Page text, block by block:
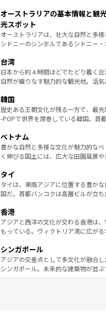
部のニューオーリンズでは、音楽と美
文化が魅力。旅行者はアメリカの各地
しみながら、その多様性と豊かな歴史
るだろう。車でのロードトリップや列
情報は
ワイ島は見逃せない。また、定番の観
島だが、静かな自然を求めるならマウ
おすすめ。エメラルドグリーンに輝く
文化や歴史が息づいている。「アロ
人々、おいしいローカルフードやハワ
ク、伝統的なフラダンスなど、すべ
っている。訪れるたびに新しい発見と
はコンテンツ一覧
オーストラリアの基本情報と観
光スポット
オーストラリアは、壮大な自然と多様
シドニーのシンボルであるシドニー
リアリーフや大陸中央部にそびえるウ
ク）、タスマニアの美しい原生林や
ど、見どころがたくさん。また、カ
いる。アクティビティも充実しており
ビング、ハイキングなど、アウトド
い。オーストラリアの多彩な魅力を
参照してほしい。
台湾
日本から約４時間ほどでたどり着く
自然が織りなす魅力的な観光地。活
ン）、静ひつな山岳地帯である台湾東
と山間の静けさが共存しており、訪
驚きをもたらしてくれる。また、奥
容にもいいと評判のスイーツなど、バ
が味わえる。 なお、新着の台湾情報は
照してほしい。
韓国
歴史ある王朝文化が残る一方で、最
-POPで世界を席巻している韓国。首
き、地方に足を延ばせば四季折々の自
できる。そして、キムチや焼肉、絶
まで、さまざまな韓国料理が待って
リティに包まれながら、韓国の多彩な
わってみてほしい。 なお、新
覧を参照してほしい。
ベトナム
豊かな自然と多様な文化が魅力的な
く伸びる国土には、広大な田園風景
急速な発展と共に伝統が息づく。ハノ
ーチミン市のフランス統治時代の建物
醸し出している。また、バラエティ
とつ。フォーやバインミー、ベトナム
ひ現地で味わいたい。どの地域を訪
が旅行者を迎えてくれるので、きっ
参照してほしい。
タイ
タイは、東南アジアに位置する豊かな
国だ。首都バンコクは高層ビルが立
の活気が交差している。北部ではチェ
帯で自然と触れ合い、南部ではプー
いビーチでリゾート気分を楽しむこ
激する。気候は一年中温暖で、どの季
が待っている。親しみやすいタイの
た文化、そして多様な観光資源が、
香港
アジアと西洋の文化が交わる香港は
もっている。ヴィクトリア湾に広が
み、どこを訪れても感動するはず。観
ており、効率よく見どころを回れる
うな絶景から文化的な体験まで、香
シンガポール
アジアの交差点として多文化が融合
シンガポール。未来的な建築物が並